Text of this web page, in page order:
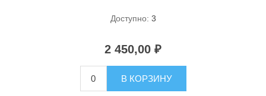
Спасательные средства
Доступно: 3
2 450,00 ₽
В КОРЗИНУ